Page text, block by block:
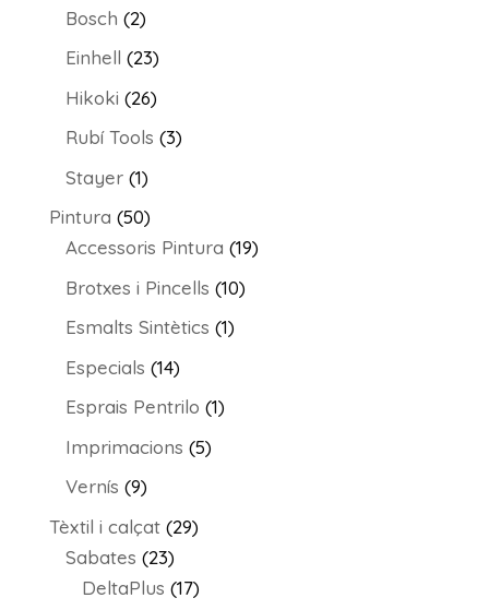
Bosch 22
productes
Einhell 2323
productes
Hikoki 2626
productes
Rubí Tools 33
Stayer 11
producte
Pintura 5050
productes
Accessoris Pintura 1919
Brotxes i Pincells 1010
Esmalts Sintètics 11
Especials 1414
productes
Esprais Pentrilo 11
Imprimacions 55
Vernís 99
productes
Tèxtil i calçat 2929
Sabates 2323
productes
DeltaPlus 1717